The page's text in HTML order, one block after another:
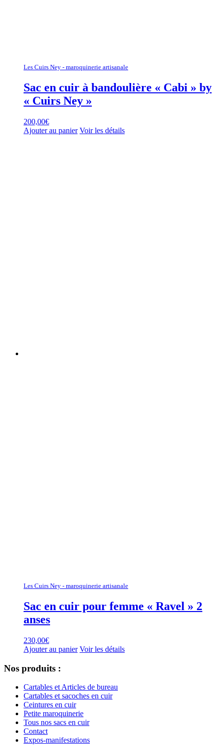
Les Cuirs Ney - maroquinerie artisanale
Sac en cuir à bandoulière « Cabi » by
« Cuirs Ney »
200,00€
Ajouter au panier Voir les détails
Les Cuirs Ney - maroquinerie artisanale
Sac en cuir pour femme « Ravel » 2
anses
230,00€
Ajouter au panier Voir les détails
Nos produits :
Cartables et Articles de bureau
Cartables et sacoches en cuir
Ceintures en cuir
Petite maroquinerie
Tous nos sacs en cuir
Contact
Expos-manifestations